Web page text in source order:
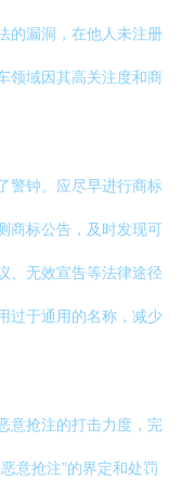
的漏洞，在他人未注册
领域因其高关注度和商
警钟。应尽早进行商标
商标公告，及时发现可
、无效宣告等法律途径
过于通用的名称，减少
意抢注的打击力度，完
意抢注”的界定和处罚